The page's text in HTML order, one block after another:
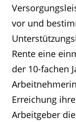
vor und
Rente eine
der 10-fachen
Erreichung
Arbeitgeber